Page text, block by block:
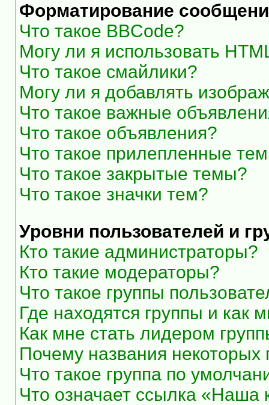
Форматирование
Что такое BBCode?
Могу ли я использовать
Что такое смайлики?
Могу ли я добавлять
Что такое важные
Что такое объявления?
Что такое прилепленные
Что такое закрытые темы?
Что такое значки тем?
Уровни пользователей и
Кто такие администраторы?
Кто такие модераторы?
Что такое группы
Где находятся группы и как
Как мне стать лидером
Почему названия
Что такое группа по
Что означает ссылка «Наша